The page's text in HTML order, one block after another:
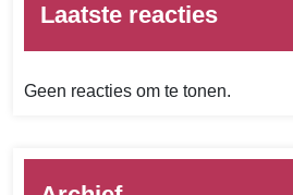
Laatste reacties
Geen reacties om te tonen.